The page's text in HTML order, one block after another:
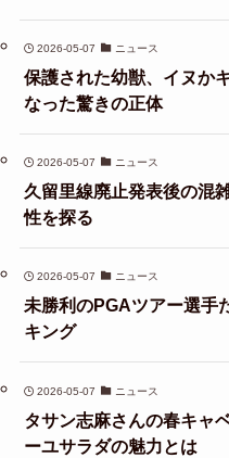
2026-05-07 ニュース
保護された幼獣、イヌか
なった驚きの正体
2026-05-07 ニュース
久留里線廃止発表後の混
性を探る
2026-05-07 ニュース
未勝利のPGAツアー選手
キング
2026-05-07 ニュース
タサン志麻さんの春キャ
ーユサラダの魅力とは